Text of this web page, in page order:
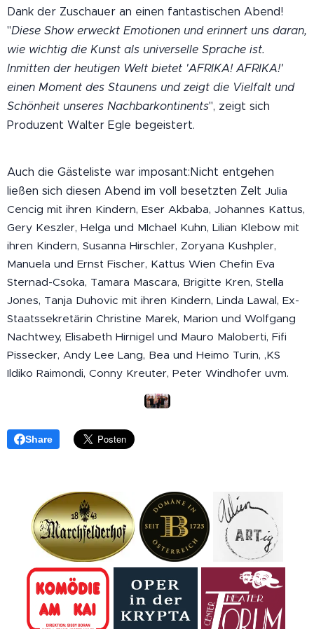
Dank der Zuschauer an einen fantastischen Abend!
"Diese Show erweckt Emotionen und erinnert uns daran,
wie wichtig die Kunst als universelle Sprache ist.
Inmitten der heutigen Welt bietet 'AFRIKA! AFRIKA!'
einen Moment des Staunens und zeigt die Vielfalt und
Schönheit unseres Nachbarkontinents", zeigt sich
Produzent Walter Egle begeistert.
Auch die Gästeliste war imposant:Nicht entgehen
ließen sich diesen Abend im voll besetzten Zelt Julia
Cencig mit ihren Kindern, Eser Akbaba, Johannes Kattus,
Gery Keszler, Helga und MIchael Kuhn, Lilian Klebow mit
ihren Kindern, Susanna Hirschler, Zoryana Kushpler,
Manuela und Ernst Fischer, Kattus Wien Chefin Eva
Sternad-Csoka, Tamara Mascara, Brigitte Kren, Stella
Jones, Tanja Duhovic mit ihren Kindern, Linda Lawal, Ex-
Staatssekretärin Christine Marek, Marion und Wolfgang
Nachtwey, Elisabeth Hirnigel und Mauro Maloberti, Fifi
Pissecker, Andy Lee Lang, Bea und Heimo Turin, ,KS
Ildiko Raimondi, Conny Kreuter, Peter Windhofer uvm.
Share